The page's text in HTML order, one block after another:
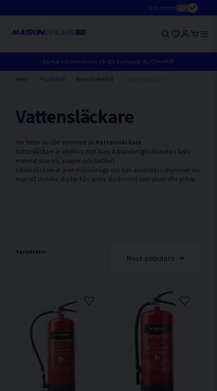
Inkl.moms
Du har väl inte missat vår Q3-kampanj - KLICKA HÄR!
Hem Produkter Brandsäkerhet
Vattensläckare
Här hittar du vårt sortiment avVattensläckare
Vattensläckare är effektiva mot klass A-bränder (glödbränder i fasta
material som trä, papper och textilier)
Vattensläckare är även miljövänliga och kan användas i utrymmen där
man vill undvika skador från andra släckmedel som skum eller pulver.
4 produkter
Mest populära